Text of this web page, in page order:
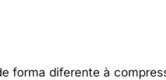
forma diferente à